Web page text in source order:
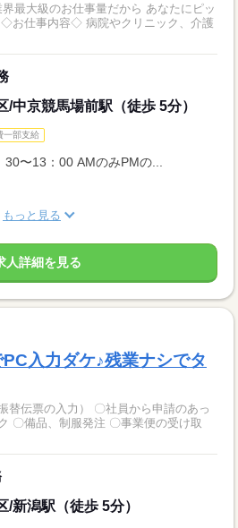
界最大級のお仕事量だから あなたにピッ
/中京競馬場前駅（徒歩 5分）
一部支給
〜13：00 AMのみPMの...
もっと見る
人詳細を見る
入力ダケ♪残業ナシでタ
替伝票の入力） 〇社員から申請のあっ
〇備品、制服発注 〇事業便の受け取
/新潟駅（徒歩 5分）